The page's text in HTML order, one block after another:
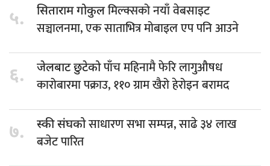
५. सिताराम गोकुलमिल्क्सको नयाँ वेबसाइट
सञ्चालनमा, एक साताभित्र मोबाइल एप पनि आउने
६. जेलबाट छुटेकोपाँच महिनामै फेरि लागुऔषध
कारोबारमा पक्राउ, ११० ग्राम खैरो हेरोइन बरामद
७. स्की संघकोसाधारण सभा सम्पन्न, साढे ३४ लाख
बजेट पारित